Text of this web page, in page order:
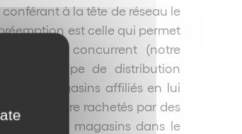
à la tête de réseau le
est celle qui permet
par un concurrent (notre
du groupe de distribution
ses magasins affiliés en lui
être rachetés par des
des magasins dans le